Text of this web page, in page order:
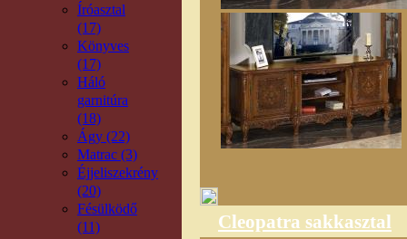
Íróasztal
(17)
Könyves
(17)
Háló
garnitúra
(18)
Ágy (22)
Matrac (3)
Éjjeliszekrény
(20)
Fésülködő
(11)
Cleopatra sakkasztal